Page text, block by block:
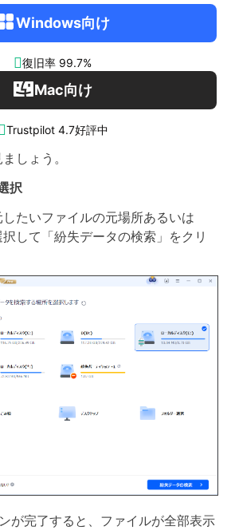
Windows向け
復旧率 99.7%
Mac向け
Trustpilot 4.7好評中
しょう。
択
したいファイルの元場所あるいは
択して「紛失データの検索」をクリ
が完了すると、ファイルが全部表示